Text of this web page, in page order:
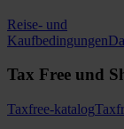
Reise- und
Kaufbedingungen
Tax Free und
Taxfree-katalog